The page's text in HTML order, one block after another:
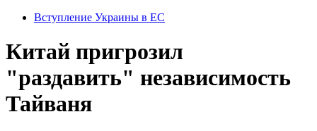
Вступление Украины в ЕС
Китай пригрозил
"раздавить" независимость
Тайваня